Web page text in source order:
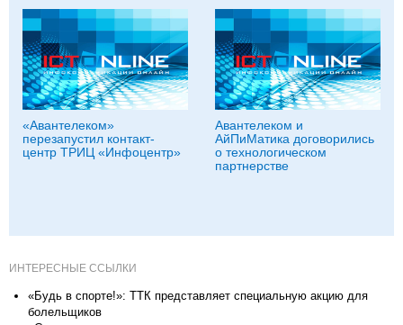
«Авантелеком»
перезапустил контакт-
центр ТРИЦ «Инфоцентр»
Авантелеком и
АйПиМатика договорились
о технологическом
партнерстве
ИНТЕРЕСНЫЕ ССЫЛКИ
«Будь в спорте!»: ТТК представляет специальную акцию для
болельщиков